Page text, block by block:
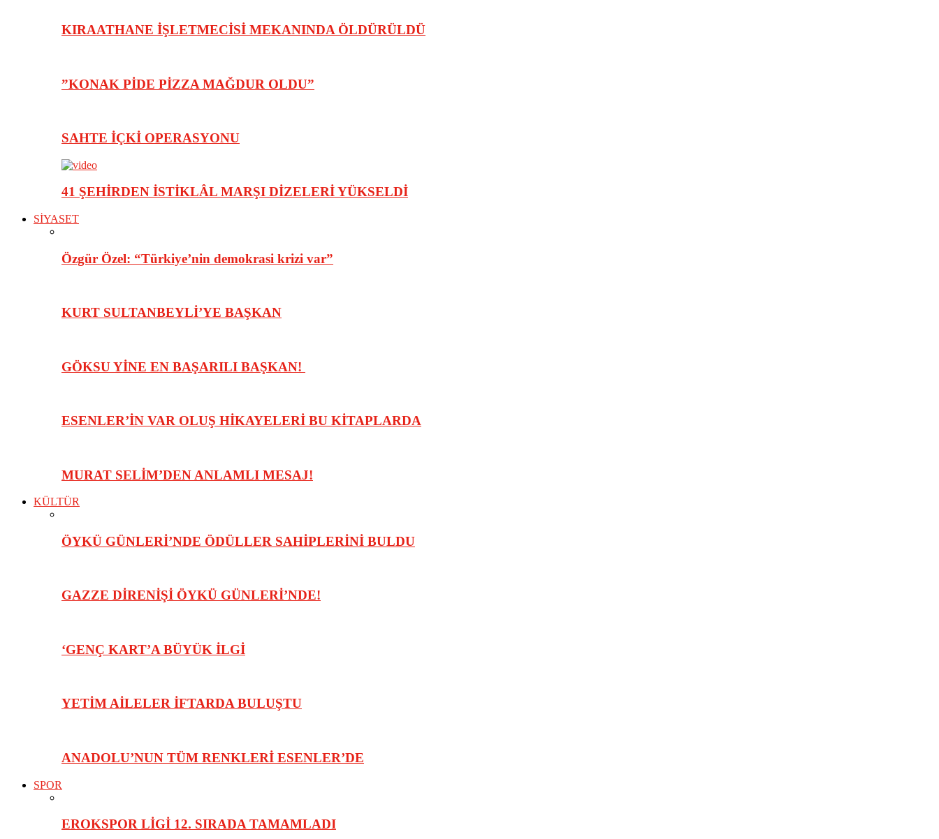
KIRAATHANE İŞLETMECİSİ MEKANINDA ÖLDÜRÜLDÜ
”KONAK PİDE PİZZA MAĞDUR OLDU”
SAHTE İÇKİ OPERASYONU
41 ŞEHİRDEN İSTİKLÂL MARŞI DİZELERİ YÜKSELDİ
SİYASET
Özgür Özel: “Türkiye’nin demokrasi krizi var”
KURT SULTANBEYLİ’YE BAŞKAN
GÖKSU YİNE EN BAŞARILI BAŞKAN!
ESENLER’İN VAR OLUŞ HİKAYELERİ BU KİTAPLARDA
MURAT SELİM’DEN ANLAMLI MESAJ!
KÜLTÜR
ÖYKÜ GÜNLERİ’NDE ÖDÜLLER SAHİPLERİNİ BULDU
GAZZE DİRENİŞİ ÖYKÜ GÜNLERİ’NDE!
‘GENÇ KART’A BÜYÜK İLGİ
YETİM AİLELER İFTARDA BULUŞTU
ANADOLU’NUN TÜM RENKLERİ ESENLER’DE
SPOR
EROKSPOR LİGİ 12. SIRADA TAMAMLADI